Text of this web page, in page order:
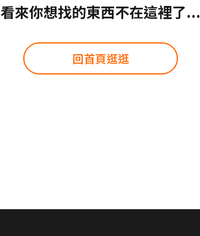
看來你想找的東西不在這裡了...
回首頁逛逛